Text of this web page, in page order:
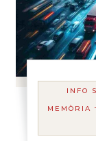
INFO
MEMÒRIA